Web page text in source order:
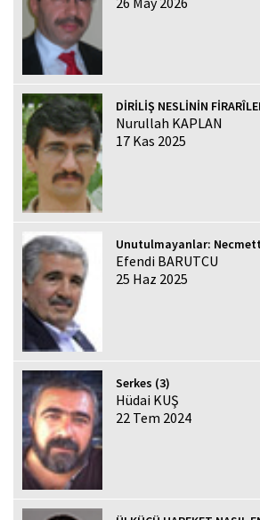
DİRİLİŞ NESLİNİN
Nurullah KAPLAN
17 Kas 2025
Unutulmayanlar:
Efendi BARUTCU
25 Haz 2025
Serkes (3)
Hüdai KUŞ
22 Tem 2024